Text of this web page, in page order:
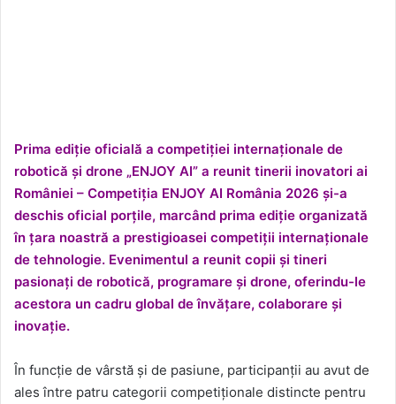
Prima ediție oficială a competiției internaționale de
robotică și drone „ENJOY AI” a reunit tinerii inovatori ai
României – Competiția ENJOY AI România 2026 și-a
deschis oficial porțile, marcând prima ediție organizată
în țara noastră a prestigioasei competiții internaționale
de tehnologie. Evenimentul a reunit copii și tineri
pasionați de robotică, programare și drone, oferindu-le
acestora un cadru global de învățare, colaborare și
inovație.
În funcție de vârstă și de pasiune, participanții au avut de
ales între patru categorii competiționale distincte pentru